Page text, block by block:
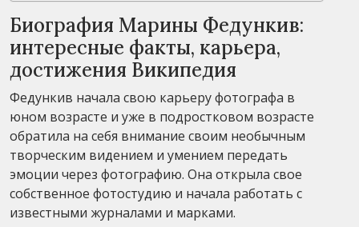
Биография Марины Федункив:
интересные факты, карьера,
достижения Википедия
Федункив начала свою карьеру фотографа в
юном возрасте и уже в подростковом возрасте
обратила на себя внимание своим необычным
творческим видением и умением передать
эмоции через фотографию. Она открыла свое
собственное фотостудию и начала работать с
известными журналами и марками.